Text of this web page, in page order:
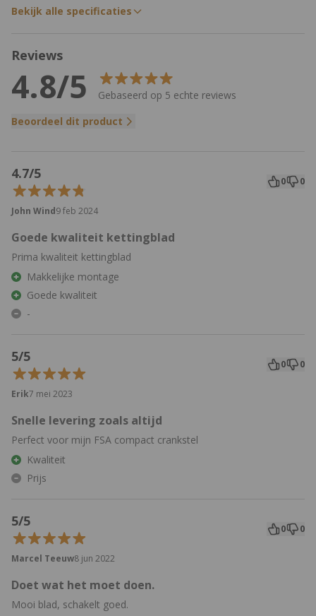
Bekijk alle specificaties
Reviews
4.8/5
Gebaseerd op 5 echte reviews
Beoordeel dit product
4.7/5 0 0
John Wind9 feb 2024
Goede kwaliteit kettingblad
Prima kwaliteit kettingblad
Makkelijke montage
Goede kwaliteit
-
5/5 0 0
Erik7 mei 2023
Snelle levering zoals altijd
Perfect voor mijn FSA compact crankstel
Kwaliteit
Prijs
5/5 0 0
Marcel Teeuw8 jun 2022
Doet wat het moet doen.
Mooi blad, schakelt goed.